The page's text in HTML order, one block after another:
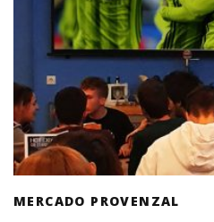
MERCADO PROVENZAL